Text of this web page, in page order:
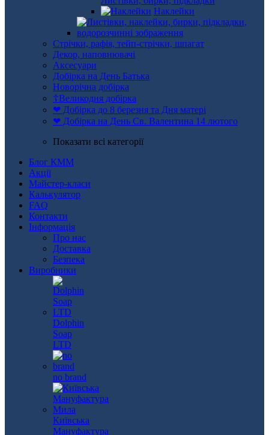
Наклейки
Стрічки, рафія, тейп-стрічки, шпагат
Декор, наповнювачі
Аксесуари
Добірка на День Батька
Новорічна добірка
☦Великодня добірка
❤ Добірка до 8 березня та Дня матері
❤ Добірка на День Св. Валентина 14 лютого
Показати всі категорії
Блог КММ
Акції
Майстер-класи
Калькулятор
FAQ
Контакти
Інформація
Про нас
Доставка
Безпека
Виробники
Dolphin
Soap
LTD
no brand
Київська
Мануфактура